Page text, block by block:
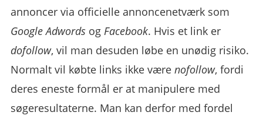
annoncer via officielle annoncenetværk som
Google Adwords og Facebook. Hvis et link er
dofollow, vil man desuden løbe en unødig risiko.
Normalt vil købte links ikke værenofollow, fordi
deres eneste formål er at manipulere med
søgeresultaterne. Man kan derfor med fordel